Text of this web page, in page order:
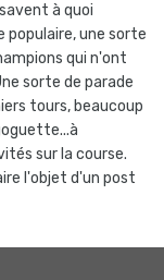
à quoi
une sorte
qui n'ont
sorte de parade
tours, beaucoup
sur la course.
l'objet d'un post